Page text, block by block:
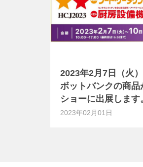
2023年2月7日（火
ボットバンクの商
ショーに出展します
2023年02月01日